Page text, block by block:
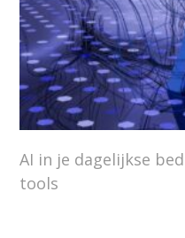
AI in je dagelijkse
tools